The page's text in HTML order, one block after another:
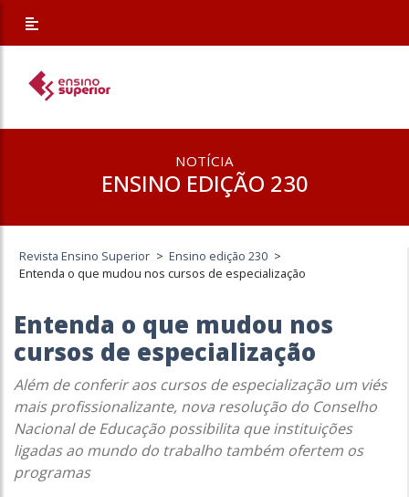
NOTÍCIA
ENSINO EDIÇÃO 230
Revista Ensino Superior > Ensino edição 230 >
Entenda o que mudou nos cursos de especialização
Entenda o que mudou nos
cursos de especialização
Além de conferir aos cursos de especialização um viés
mais profissionalizante, nova resolução do Conselho
Nacional de Educação possibilita que instituições
ligadas ao mundo do trabalho também ofertem os
programas